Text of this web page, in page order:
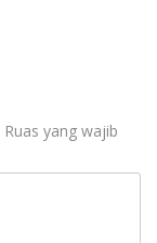
Ruas yang wajib